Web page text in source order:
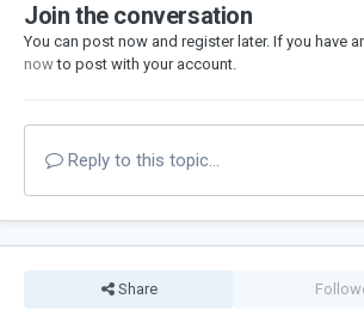
Join the conversation
You can post now and register later. If you have
nowto post with your account.
Reply to this topic...
Share